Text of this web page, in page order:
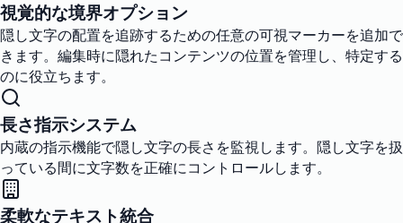
視覚的な境界オプション
隠し文字の配置を追跡するための任意の可視マーカーを追加で
きます。編集時に隠れたコンテンツの位置を管理し、特定する
のに役立ちます。
長さ指示システム
内蔵の指示機能で隠し文字の長さを監視します。隠し文字を扱
っている間に文字数を正確にコントロールします。
柔軟なテキスト統合